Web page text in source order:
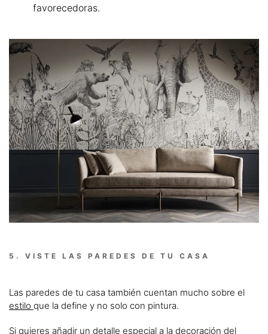
favorecedoras.
5. VISTE LAS PAREDES DE TU CASA
Las paredes de tu casa también cuentan mucho sobre el
estilo que la define y no solo con pintura.
Si quieres añadir un detalle especial a la decoración del